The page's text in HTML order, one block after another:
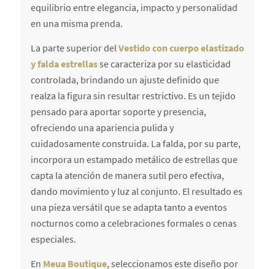
equilibrio entre elegancia, impacto y personalidad
en una misma prenda.
La parte superior delVestido con cuerpo elastizado
y falda estrellasse caracteriza por su elasticidad
controlada, brindando un ajuste definido que
realza la figura sin resultar restrictivo. Es un tejido
pensado para aportar soporte y presencia,
ofreciendo una apariencia pulida y
cuidadosamente construida. La falda, por su parte,
incorpora un estampado metálico de estrellas que
capta la atención de manera sutil pero efectiva,
dando movimiento y luz al conjunto. El resultado es
una pieza versátil que se adapta tanto a eventos
nocturnos como a celebraciones formales o cenas
especiales.
En Meua Boutique, seleccionamos este diseño por